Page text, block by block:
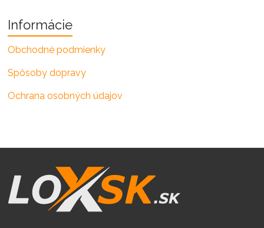
Informácie
Obchodné podmienky
Spôsoby dopravy
Ochrana osobných údajov